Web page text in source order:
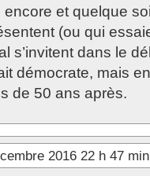
encore et quelque
(ou qui
s’invitent dans le
démocrate, mais
de 50 ans après.
2016 22 h 47